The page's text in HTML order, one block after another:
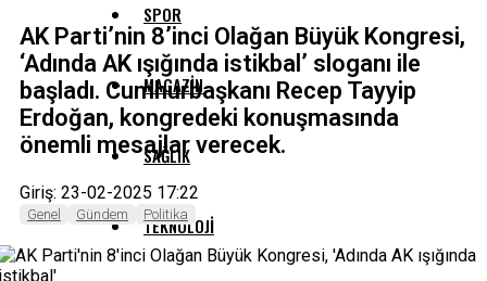
SPOR
MAGAZIN
SAĞLIK
TEKNOLOJI
AK Parti’nin 8’inci Olağan Büyük Kongresi,
‘Adında AK ışığında istikbal’ sloganı ile
başladı. Cumhurbaşkanı Recep Tayyip
Erdoğan, kongredeki konuşmasında
önemli mesajlar verecek.
Giriş: 23-02-2025 17:22
Genel Gündem Politika